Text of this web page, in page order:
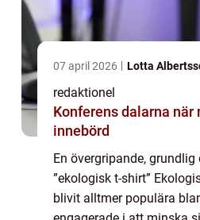
07 april 2026 Lotta
redaktionel
Konferens dalarna när möten får mer
innebörd
En övergripande, grundlig
”ekologisk t-shirt”
blivit alltmer populära